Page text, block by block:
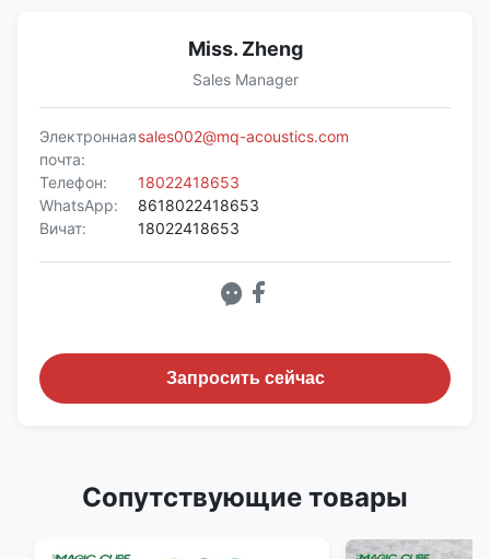
Miss. Zheng
Sales Manager
Электронная
почта:
sales002@mq-acoustics.com
Телефон:
18022418653
WhatsApp:
8618022418653
Вичат:
18022418653
Запросить сейчас
Сопутствующие товары